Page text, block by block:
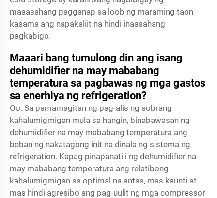
maaasahang pagganap sa loob ng maraming taon
kasama ang napakaliit na hindi inaasahang
pagkabigo.
Maaari bang tumulong din ang isang
dehumidifier na may mababang
temperatura sa pagbawas ng mga gastos
sa enerhiya ng refrigeration?
Oo. Sa pamamagitan ng pag-alis ng sobrang
kahalumigmigan mula sa hangin, binabawasan ng
dehumidifier na may mababang temperatura ang
beban ng nakatagong init na dinala ng sistema ng
refrigeration. Kapag pinapanatili ng dehumidifier na
may mababang temperatura ang relatibong
kahalumigmigan sa optimal na antas, mas kaunti at
mas hindi agresibo ang pag-uulit ng mga compressor